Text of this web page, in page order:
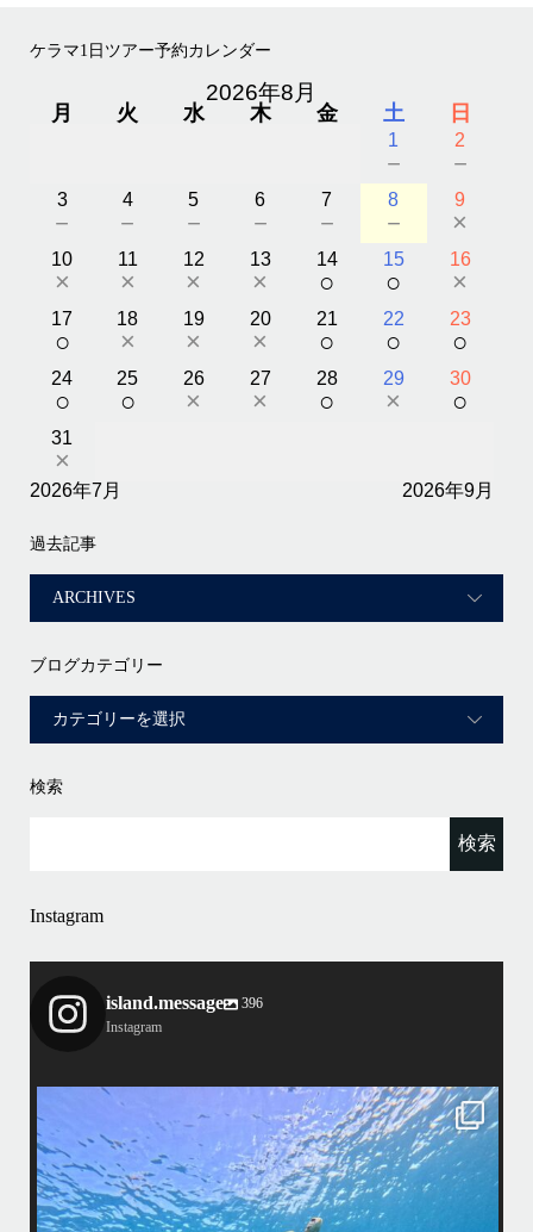
ケラマ1日ツアー予約カレンダー
2026年8月
月 火 水 木 金 土 日
1
－
2
－
3
－
4
－
5
－
6
－
7
－
8
－
9
×
10
×
11
×
12
×
13
×
14
○
15
○
16
×
17
○
18
×
19
×
20
×
21
○
22
○
23
○
24
○
25
○
26
×
27
×
28
○
29
×
30
○
31
×
2026年7月 2026年9月
過去記事
ブログカテゴリー
検索
Instagram
island.message
396
Instagram
island.message
渋谷さん(船長)20年来のリピーター様&
そのお仲間の皆様とケラマへ行って来ました！
・
天気最高ー！
ウミガメ日和で初ダイビングの方もばっちり見れました